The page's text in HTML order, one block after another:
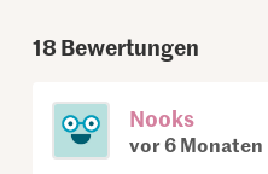
18Bewertungen
Nooks
vor 6 Monaten